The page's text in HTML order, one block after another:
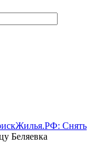
Снять
Беляевка